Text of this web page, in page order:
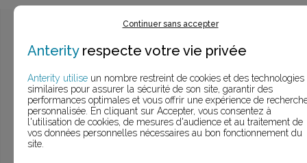
Ce n’est pas exactement ce que je recherche
> Voir larecherche approfondie
> Voir larecherche personnalisée
Continuer sans accepter
Anterityrespecte votre vie privée
Anterity utilise un nombre restreint de cookies et des technologies
similaires pour assurer la sécurité de son site, garantir des
performances optimales et vous offrir une expérience de
personnalisée. En cliquant sur Accepter, vous consentez à
l'utilisation de cookies, de mesures d'audience et au traitement de
vos données personnelles nécessaires au bon fonctionnement du
site.